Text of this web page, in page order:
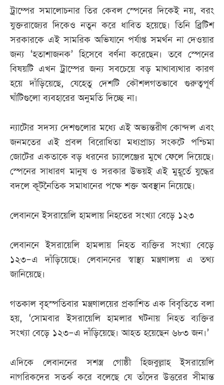
ট্রাম্পের সমালোচনার তির কেবল স্পেনের দিকেই নয়, বরং
যুক্তরাজ্যের দিকেও নতুন করে ধাবিত হয়েছে। তিনি ব্রিটিশ
সরকারকে এই সামরিক অভিযানে পর্যাপ্ত সমর্থন না দেওয়ার
জন্য ‘হতাশাজনক’ হিসেবে বর্ণনা করেছেন। তবে স্পেনের
বিষয়টি এখন ট্রাম্পের জন্য সবচেয়ে বড় মাথাব্যথার কারণ
হয়ে দাঁড়িয়েছে, যেহেতু দেশটি কৌশলগতভাবে গুরুত্বপূর্ণ
ঘাঁটিগুলো ব্যবহারের অনুমতি দিচ্ছে না।
ন্যাটোর সদস্য দেশগুলোর মধ্যে এই অভ্যন্তরীণ কোন্দল এবং
জনমতের এই প্রবল বিরোধিতা মধ্যপ্রাচ্য সংকটে পশ্চিমা
জোটের একতাকে বড় ধরনের চ্যালেঞ্জের মুখে ফেলে দিয়েছে।
স্পেনের সাধারণ মানুষ ও সরকার উভয়ই এই মুহূর্তে যুদ্ধের
বদলে কূটনৈতিক সমাধানের পক্ষে শক্ত অবস্থান নিয়েছে।
লেবাননে ইসরায়েলি হামলায় নিহতের সংখ্যা বেড়ে ১২৩
লেবাননে ইসরায়েলি হামলায় নিহত ব্যক্তির সংখ্যা বেড়ে
১২৩–এ দাঁড়িয়েছে। লেবাননের স্বাস্থ্য মন্ত্রণালয় এ তথ্য
জানিয়েছে।
গতকাল বৃহস্পতিবার মন্ত্রণালয়ের প্রকাশিত এক বিবৃতিতে বলা
হয়, ‘সোমবার ইসরায়েলি হামলার ঘটনায় নিহত ব্যক্তির
সংখ্যা বেড়ে ১২৩–এ দাঁড়িয়েছে। আহত হয়েছেন ৬৮৩ জন।’
এদিকে লেবাননের সশস্ত্র গোষ্ঠী হিজবুল্লাহ ইসরায়েলি
নাগরিকদের সতর্ক করে বলেছে যে তাঁদের উত্তরের সীমান্ত